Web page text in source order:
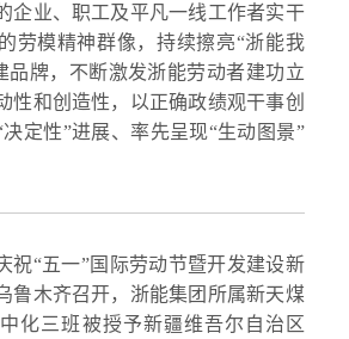
企业、职工及平凡一线工作者实干
劳模精神群像，持续擦亮“浙能我
品牌，不断激发浙能劳动者建功立
性和创造性，以正确政绩观干事创
定性”进展、率先呈现“生动图景”
祝“五一”国际劳动节暨开发建设新
鲁木齐召开，浙能集团所属新天煤
化三班被授予新疆维吾尔自治区